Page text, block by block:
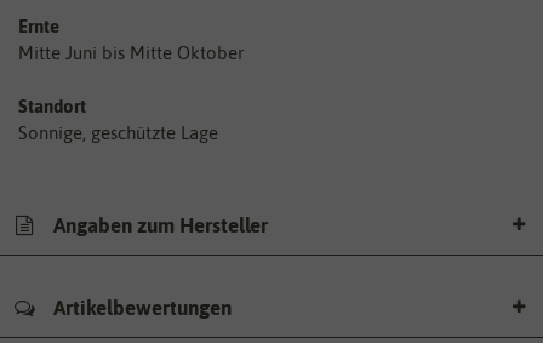
Ernte
Mitte Juni bis Mitte Oktober
Standort
Sonnige, geschützte Lage
Angaben zum Hersteller
Artikelbewertungen